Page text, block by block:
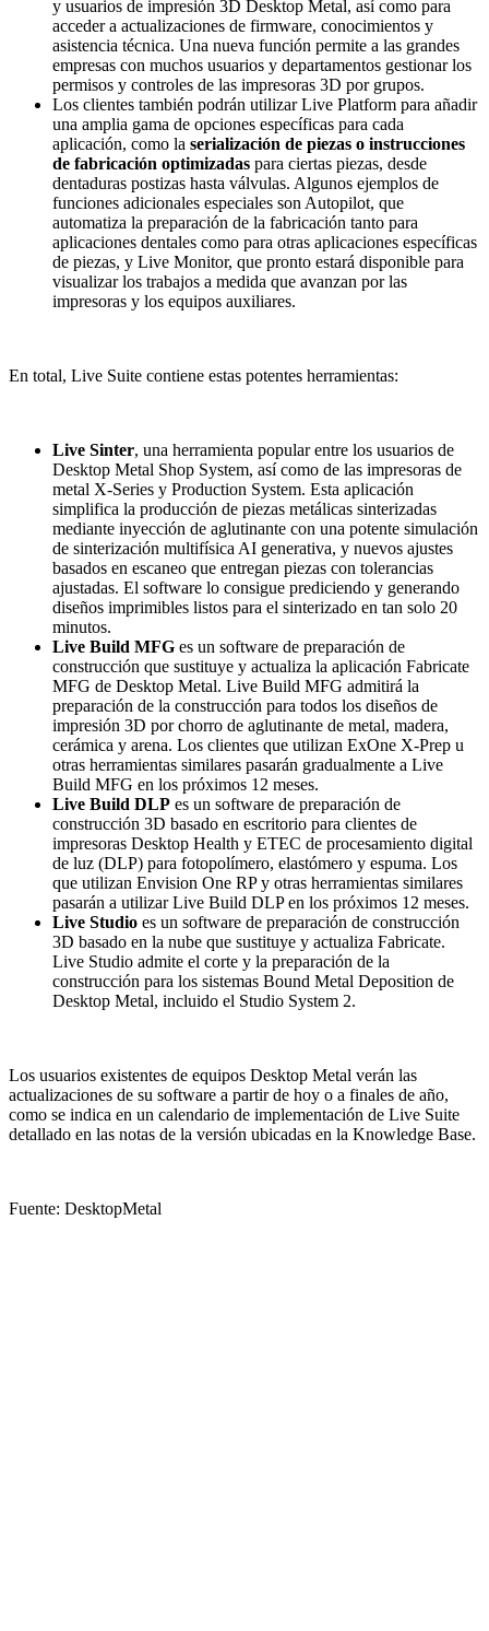
y usuarios de impresión 3D Desktop Metal, así como para
acceder a actualizaciones de firmware, conocimientos y
asistencia técnica. Una nueva función permite a las grandes
empresas con muchos usuarios y departamentos gestionar los
permisos y controles de las impresoras 3D por grupos.
Los clientes también podrán utilizar Live Platform para añadir
una amplia gama de opciones específicas para cada
aplicación, como la serialización de piezas o instrucciones
de fabricación optimizadas para ciertas piezas, desde
dentaduras postizas hasta válvulas. Algunos ejemplos de
funciones adicionales especiales son Autopilot, que
automatiza la preparación de la fabricación tanto para
aplicaciones dentales como para otras aplicaciones específicas
de piezas, y Live Monitor, que pronto estará disponible para
visualizar los trabajos a medida que avanzan por las
impresoras y los equipos auxiliares.
En total, Live Suite contiene estas potentes herramientas:
Live Sinter, una herramienta popular entre los usuarios de
Desktop Metal Shop System, así como de las impresoras de
metal X-Series y Production System. Esta aplicación
simplifica la producción de piezas metálicas sinterizadas
mediante inyección de aglutinante con una potente simulación
de sinterización multifísica AI generativa, y nuevos ajustes
basados en escaneo que entregan piezas con tolerancias
ajustadas. El software lo consigue prediciendo y generando
diseños imprimibles listos para el sinterizado en tan solo 20
minutos.
Live Build MFG es un software de preparación de
construcción que sustituye y actualiza la aplicación Fabricate
MFG de Desktop Metal. Live Build MFG admitirá la
preparación de la construcción para todos los diseños de
impresión 3D por chorro de aglutinante de metal, madera,
cerámica y arena. Los clientes que utilizan ExOne X-Prep u
otras herramientas similares pasarán gradualmente a Live
Build MFG en los próximos 12 meses.
Live Build DLP es un software de preparación de
construcción 3D basado en escritorio para clientes de
impresoras Desktop Health y ETEC de procesamiento digital
de luz (DLP) para fotopolímero, elastómero y espuma. Los
que utilizan Envision One RP y otras herramientas similares
pasarán a utilizar Live Build DLP en los próximos 12 meses.
Live Studio es un software de preparación de construcción
3D basado en la nube que sustituye y actualiza Fabricate.
Live Studio admite el corte y la preparación de la
construcción para los sistemas Bound Metal Deposition de
Desktop Metal, incluido el Studio System 2.
Los usuarios existentes de equipos Desktop Metal verán las
actualizaciones de su software a partir de hoy o a finales de año,
como se indica en un calendario de implementación de Live Suite
detallado en las notas de la versión ubicadas en la Knowledge Base.
Fuente: DesktopMetal